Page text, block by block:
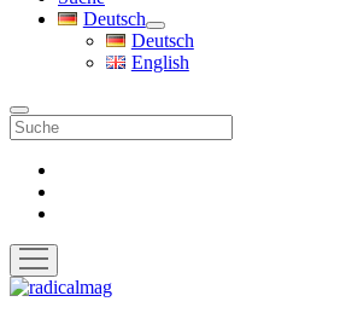
Deutsch
Menü
öffnen
Deutsch
English
Suche
Menü
öffnen
radicalmag